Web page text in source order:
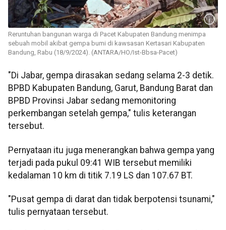
Reruntuhan bangunan warga di Pacet Kabupaten Bandung menimpa
sebuah mobil akibat gempa bumi di kawsasan Kertasari Kabupaten
Bandung, Rabu (18/9/2024). (ANTARA/HO/Ist-Bbsa-Pacet)
"Di Jabar, gempa dirasakan sedang selama 2-3 detik.
BPBD Kabupaten Bandung, Garut, Bandung Barat dan
BPBD Provinsi Jabar sedang memonitoring
perkembangan setelah gempa," tulis keterangan
tersebut.
Pernyataan itu juga menerangkan bahwa gempa yang
terjadi pada pukul 09:41 WIB tersebut memiliki
kedalaman 10 km di titik 7.19 LS dan 107.67 BT.
"Pusat gempa di darat dan tidak berpotensi tsunami,"
tulis pernyataan tersebut.